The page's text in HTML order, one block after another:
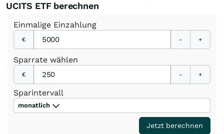
UCITS ETF berechnen
Einmalige Einzahlung
€ - +
Sparrate wählen
€ - +
Sparintervall
monatlich
Jetzt berechnen